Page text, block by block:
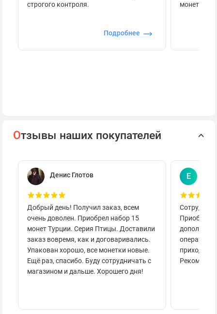
строгого контроля.
Подробнее
монеты.
Отзывы наших покупателей
Денис Глотов
Добрый день! Получил заказ, всем
очень доволен. Приобрел набор 15
монет Турции. Серия Птицы. Доставили
заказ вовремя, как и договаривались.
Упакован хорошо, все монетки новые.
Ещё раз, спасибо. Буду сотрудничать с
магазином и дальше. Хорошего дня!
Е
приходило